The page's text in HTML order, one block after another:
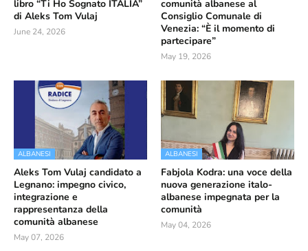
libro “Ti Ho Sognato ITALIA”
di Aleks Tom Vulaj
June 24, 2026
comunità albanese al
Consiglio Comunale di
Venezia: “È il momento di
partecipare”
May 19, 2026
ALBANESI
Aleks Tom Vulaj candidato a
Legnano: impegno civico,
integrazione e
rappresentanza della
comunità albanese
May 07, 2026
ALBANESI
Fabjola Kodra: una voce della
nuova generazione italo-
albanese impegnata per la
comunità
May 04, 2026